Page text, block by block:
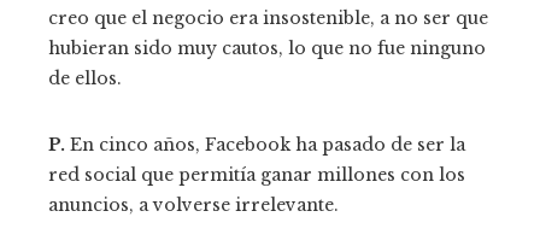
creo que el negocio era insostenible, a no ser que
hubieran sido muy cautos, lo que no fue ninguno
de ellos.
P. En cinco años, Facebook ha pasado de ser la
red social que permitía ganar millones con los
anuncios, a volverse irrelevante.